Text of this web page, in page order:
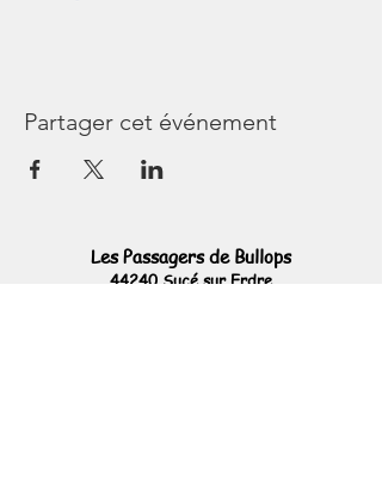
Partager cet événement
Les Passagers de Bullops
44240 Sucé sur Erdre